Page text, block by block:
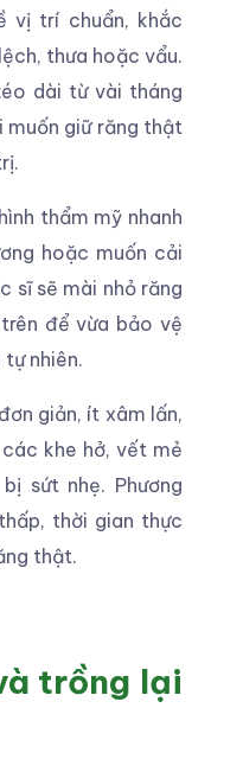
vị trí chuẩn, khắc
thưa hoặc vẩu.
dài từ vài tháng
muốn giữ răng thật
thẩm mỹ nhanh
hoặc muốn cải
sĩ sẽ mài nhỏ răng
để vừa bảo vệ
nhiên.
giản, ít xâm lấn,
khe hở, vết mẻ
sứt nhẹ. Phương
thời gian thực
thật.
trồng lại